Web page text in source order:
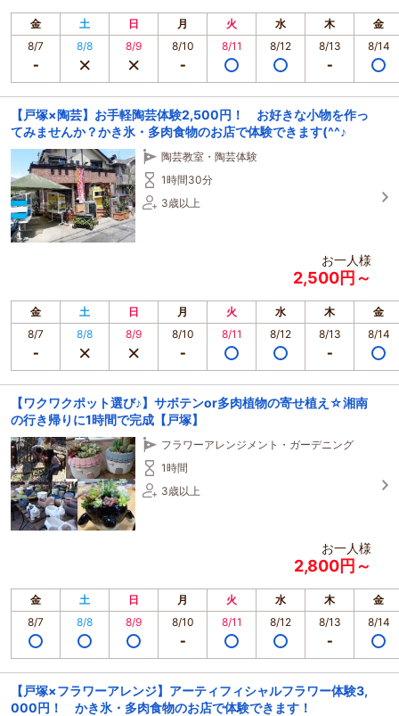
金 土 日 月 火 水 木
金
8/7
8/8 8/9 8/10 8/11 8/12 8/13 8/14
【戸塚×陶芸】お手軽陶芸体験2,500円！ お好きな小物を作っ
てみませんか？かき氷・多肉食物のお店で体験できます(^^♪
陶芸教室・陶芸体験
1時間30分
3歳以上
お一人様
2,500円～
金 土 日 月 火 水 木
金
8/7
8/8 8/9 8/10 8/11 8/12 8/13 8/14
【ワクワクポット選び♪】サボテンor多肉植物の寄せ植え☆湘南
の行き帰りに1時間で完成【戸塚】
フラワーアレンジメント・ガーデニング
1時間
3歳以上
お一人様
2,800円～
金 土 日 月 火 水 木
金
8/7
8/8 8/9 8/10 8/11 8/12 8/13 8/14
【戸塚×フラワーアレンジ】アーティフィシャルフラワー体験3,
000円！ かき氷・多肉食物のお店で体験できます！